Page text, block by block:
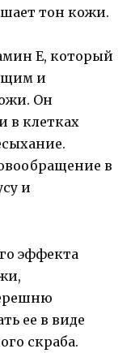
тон кожи.
Е, который
и
Он
в клетках
в
и
эффекта
ее в виде
скраба.